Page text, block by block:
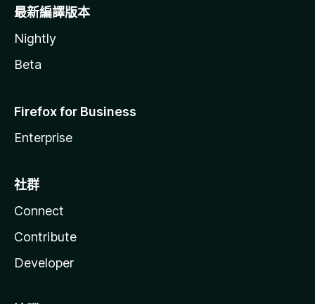
最新編譯版本
Nightly
Beta
Firefox for Business
Enterprise
社群
Connect
Contribute
Developer